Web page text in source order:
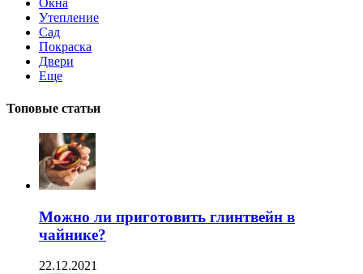
Окна
Утепление
Сад
Покраска
Двери
Еще
Топовые статьи
Можно ли приготовить глинтвейн в
чайнике?
22.12.2021